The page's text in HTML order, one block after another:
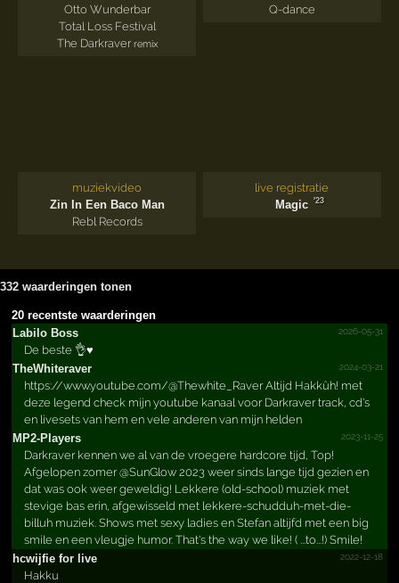
Otto Wunderbar
Total Loss Festival
The Darkraver remix
Q-dance
muziekvideo
Zin In Een Baco Man
Rebl Records
live registratie
Magic
'23
332 waarderingen tonen
20 recentste waarderingen
Labilo Boss
2026-05-31
De beste 👌♥️
TheWhi­terave­r
2024-03-21
https://www.youtube.com/@Thewhite_Raver Altijd Hakkûh! met
deze legend check mijn youtube kanaal voor Darkraver track, cd's
en livesets van hem en vele anderen van mijn helden
MP2-Players
2023-11-25
Darkraver kennen we al van de vroegere hardcore tijd, Top!
Afgelopen zomer @SunGlow 2023 weer sinds lange tijd gezien en
dat was ook weer geweldig! Lekkere (old-school) muziek met
stevige bas erin, afgewisseld met lekkere-schudduh-met-die-
billuh muziek. Shows met sexy ladies en Stefan altijfd met een big
smile en een vleugje humor. That's the way we like! ( ...to...!) Smile!
hcwijfie for live
2022-12-18
Hakku